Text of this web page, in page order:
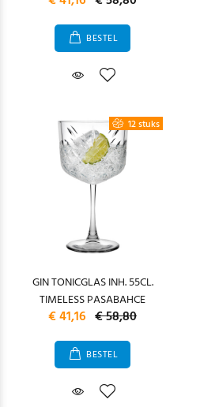
BESTEL
12 stuks
GIN TONICGLAS INH. 55CL.
TIMELESS PASABAHCE
€ 41,16 € 58,80
BESTEL